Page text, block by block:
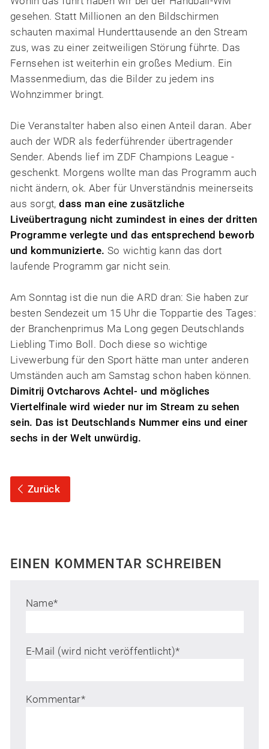
gesehen. Statt Millionen an den Bildschirmen
schauten maximal Hunderttausende an den Stream
zus, was zu einer zeitweiligen Störung führte. Das
Fernsehen ist weiterhin ein großes Medium. Ein
Massenmedium, das die Bilder zu jedem ins
Wohnzimmer bringt.
Die Veranstalter haben also einen Anteil daran. Aber
auch der WDR als federführender übertragender
Sender. Abends lief im ZDF Champions League -
geschenkt. Morgens wollte man das Programm auch
nicht ändern, ok. Aber für Unverständnis meinerseits
aus sorgt,dass man eine zusätzliche
Liveübertragung nicht zumindest in eines der dritten
Programme verlegte und das entsprechend beworb
und kommunizierte. So wichtig kann das dort
laufende Programm gar nicht sein.
Am Sonntag ist die nun die ARD dran: Sie haben zur
besten Sendezeit um 15 Uhr die Toppartie des Tages:
der Branchenprimus Ma Long gegen Deutschlands
Liebling Timo Boll. Doch diese so wichtige
Livewerbung für den Sport hätte man unter anderen
Umständen auch am Samstag schon haben können.
Dimitrij Ovtcharovs Achtel- und mögliches
Viertelfinale wird wieder nur im Stream zu sehen
sein. Das ist Deutschlands Nummer eins und einer
sechs in der Welt unwürdig.
Zurück
EINEN KOMMENTAR SCHREIBEN
Name*
E-Mail (wird nicht veröffentlicht)*
Kommentar*